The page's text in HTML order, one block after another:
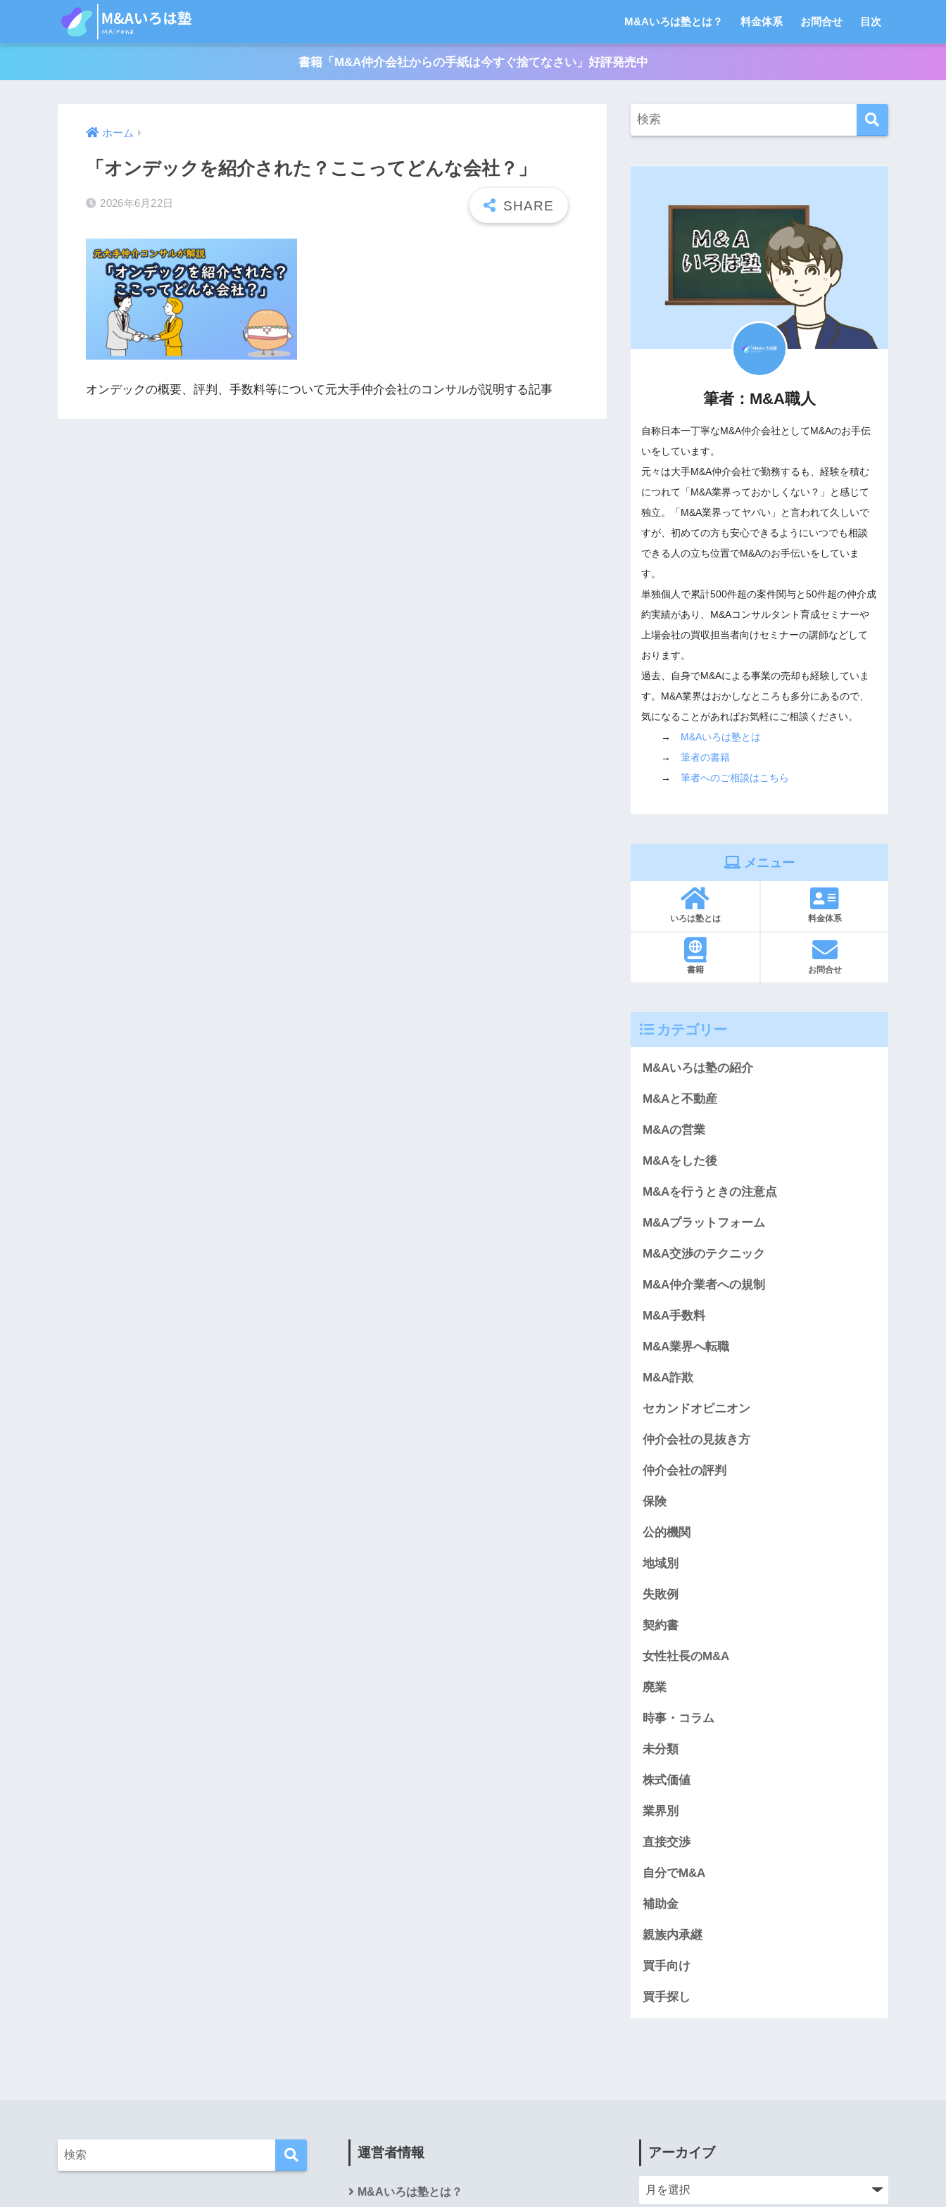
M&Aいろは塾とは？ 料金体系 お問合せ 目次
書籍「M&A仲介会社からの手紙は今すぐ捨てなさい」好評発売中
ホーム
「オンデックを紹介された？ここってどんな会社？」
2026年6月22日
オンデックの概要、評判、手数料等について元大手仲介会社のコンサルが説明する記事
筆者：M&A職人
自称日本一丁寧なM&A仲介会社としてM&Aのお手伝
いをしています。
元々は大手M&A仲介会社で勤務するも、経験を積む
につれて「M&A業界っておかしくない？」と感じて
独立。「M&A業界ってヤバい」と言われて久しいで
すが、初めての方も安心できるようにいつでも相談
できる人の立ち位置でM&Aのお手伝いをしていま
す。
単独個人で累計500件超の案件関与と50件超の仲介成
約実績があり、M&Aコンサルタント育成セミナーや
上場会社の買収担当者向けセミナーの講師などして
おります。
過去、自身でM&Aによる事業の売却も経験していま
す。M&A業界はおかしなところも多分にあるので、
気になることがあればお気軽にご相談ください。
→ M&Aいろは塾とは
→筆者の書籍
→筆者へのご相談はこちら
メニュー
いろは塾とは 料金体系
書籍 お問合せ
カテゴリー
M&Aいろは塾の紹介
M&Aと不動産
M&Aの営業
M&Aをした後
M&Aを行うときの注意点
M&Aプラットフォーム
M&A交渉のテクニック
M&A仲介業者への規制
M&A手数料
M&A業界へ転職
M&A詐欺
セカンドオピニオン
仲介会社の見抜き方
仲介会社の評判
保険
公的機関
地域別
失敗例
契約書
女性社長のM&A
廃業
時事・コラム
未分類
株式価値
業界別
直接交渉
自分でM&A
補助金
親族内承継
買手向け
買手探し
運営者情報
M&Aいろは塾とは？
アーカイブ